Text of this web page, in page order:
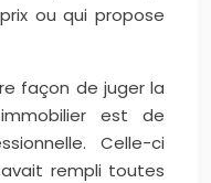
ou qui propose
façon de juger la
est de
Celle-ci
rempli toutes